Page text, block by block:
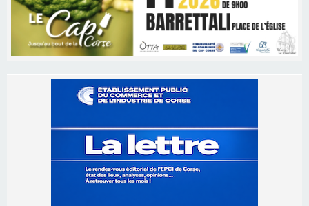
06/08/2026 15:57
Ucciani – Marché des producteurs à Cruculi le